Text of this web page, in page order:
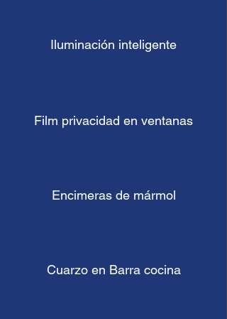
Iluminación inteligente
Film privacidad en ventanas
Encimeras de mármol
Cuarzo en Barra cocina